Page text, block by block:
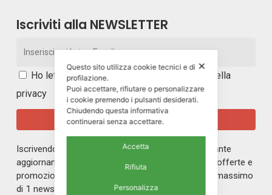
Iscriviti alla NEWSLETTER
Ho letto e accetto i
termini e le condizioni della
privacy
Iscrivendoti alla nostra newsletter rimarrai in costante
aggiornamento sul mondo di ERREPI, sulle nuove offerte e
promozioni riservate ai nostri iscritti. Riceverai un massimo
di 1 newsletter al mese.
✕
Questo sito utilizza cookie tecnici e di
profilazione.
Puoi accettare, rifiutare o personalizzare
i cookie premendo i pulsanti desiderati.
Chiudendo questa informativa
continuerai senza accettare.
Accetta
Rifiuta
Personalizza